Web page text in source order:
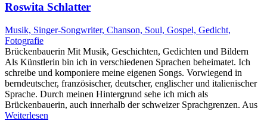
Roswita Schlatter
Musik, Singer-Songwriter, Chanson, Soul, Gospel, Gedicht,
Fotografie
Brückenbauerin Mit Musik, Geschichten, Gedichten und Bildern
Als Künstlerin bin ich in verschiedenen Sprachen beheimatet. Ich
schreibe und komponiere meine eigenen Songs. Vorwiegend in
berndeutscher, französischer, deutscher, englischer und italienischer
Sprache. Durch meinen Hintergrund sehe ich mich als
Brückenbauerin, auch innerhalb der schweizer Sprachgrenzen. Aus
Weiterlesen